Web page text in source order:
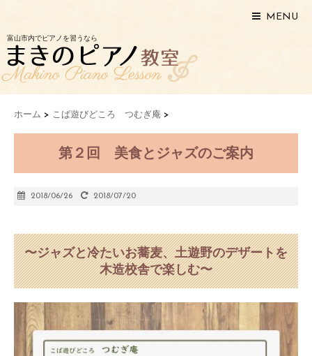
MENU
富山市内でピアノを習うなら
ホーム > こば遊びどころ つむぎ庵 >
第２回 美食とジャズのご案内
2018/06/26 2018/07/20
〜ジャズと冷たいお蕎麦、土遊野のデザートを
木造校舎で楽しむ〜